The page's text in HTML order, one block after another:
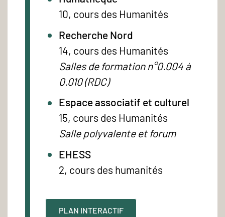
10, cours des Humanités
Recherche Nord
14, cours des Humanités
Salles de formation n°0.004 à
0.010 (RDC)
Espace associatif et culturel
15, cours des Humanités
Salle polyvalente et forum
EHESS
2, cours des humanités
PLAN INTERACTIF